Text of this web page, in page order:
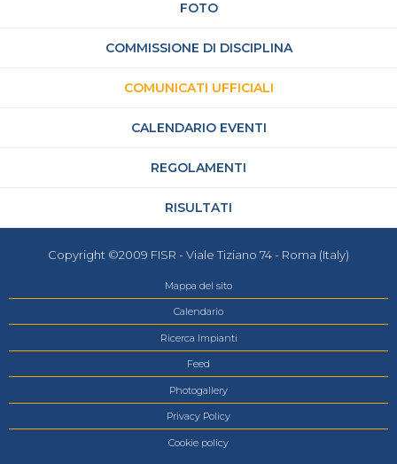
FOTO
COMMISSIONE DI DISCIPLINA
COMUNICATI UFFICIALI
CALENDARIO EVENTI
REGOLAMENTI
RISULTATI
Copyright ©2009 FISR - Viale Tiziano 74 - Roma (Italy)
Mappa del sito
Calendario
Ricerca Impianti
Feed
Photogallery
Privacy Policy
Cookie policy